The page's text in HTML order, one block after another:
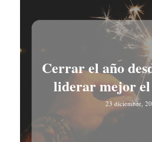
Cerrar el año
liderar mejor el
23 diciembre,